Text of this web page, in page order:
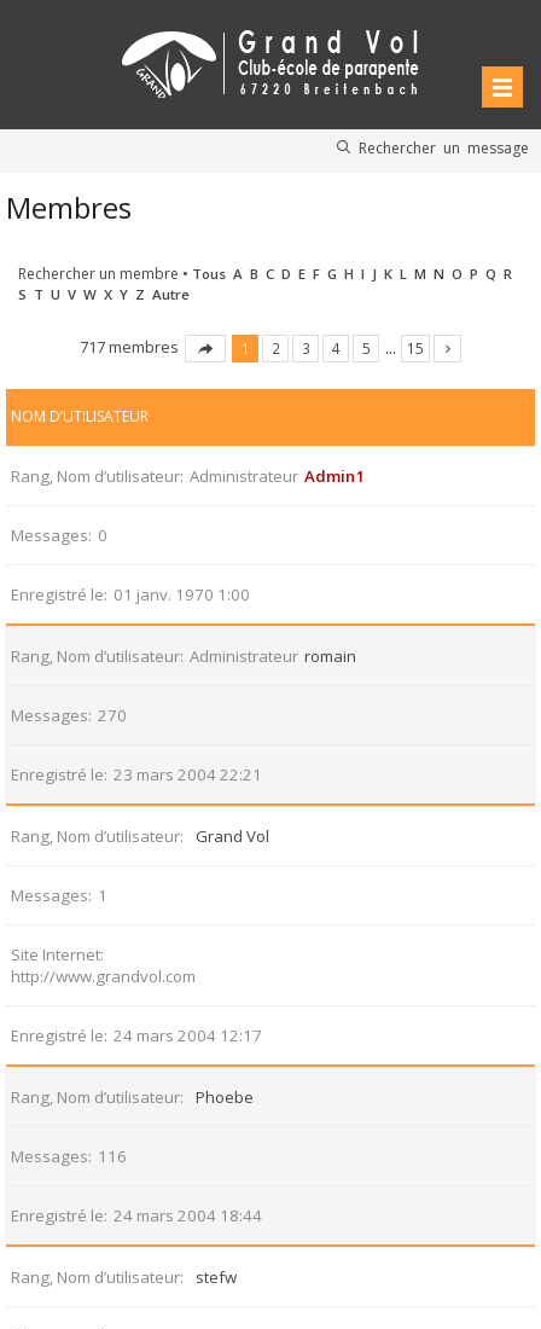
Rechercher un message
Membres
Rechercher un membre • Tous A B C D E F G H I J K L M N O P Q R
S T U V W X Y Z Autre
717 membres 1 2 3 4 5 … 15
NOM D’UTILISATEUR
Rang, Nom d’utilisateur Administrateur Admin1
Messages 0
Enregistré le 01 janv. 1970 1:00
Rang, Nom d’utilisateur Administrateur romain
Messages 270
Enregistré le 23 mars 2004 22:21
Rang, Nom d’utilisateur Grand Vol
Messages 1
Site Internet
http://www.grandvol.com
Enregistré le 24 mars 2004 12:17
Rang, Nom d’utilisateur Phoebe
Messages 116
Enregistré le 24 mars 2004 18:44
Rang, Nom d’utilisateur stefw